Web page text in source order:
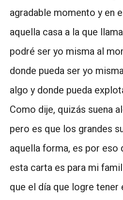
agradable momento y en
aquella casa a la que
podré ser yo misma al
donde pueda ser yo
algo y donde pueda
Como dije, quizás suena
pero es que los grandes
aquella forma, es por eso
esta carta es para mi
que el día que logre tener